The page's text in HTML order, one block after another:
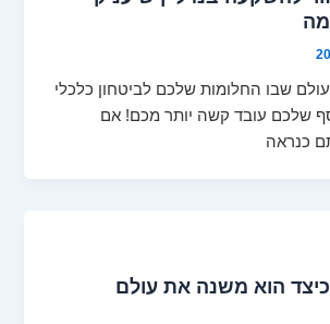
שבו החלומות שלכם לביטחון כלכלי
שלכם עובד קשה יותר מכם! אם
כנראה
הוא משנה את עולם